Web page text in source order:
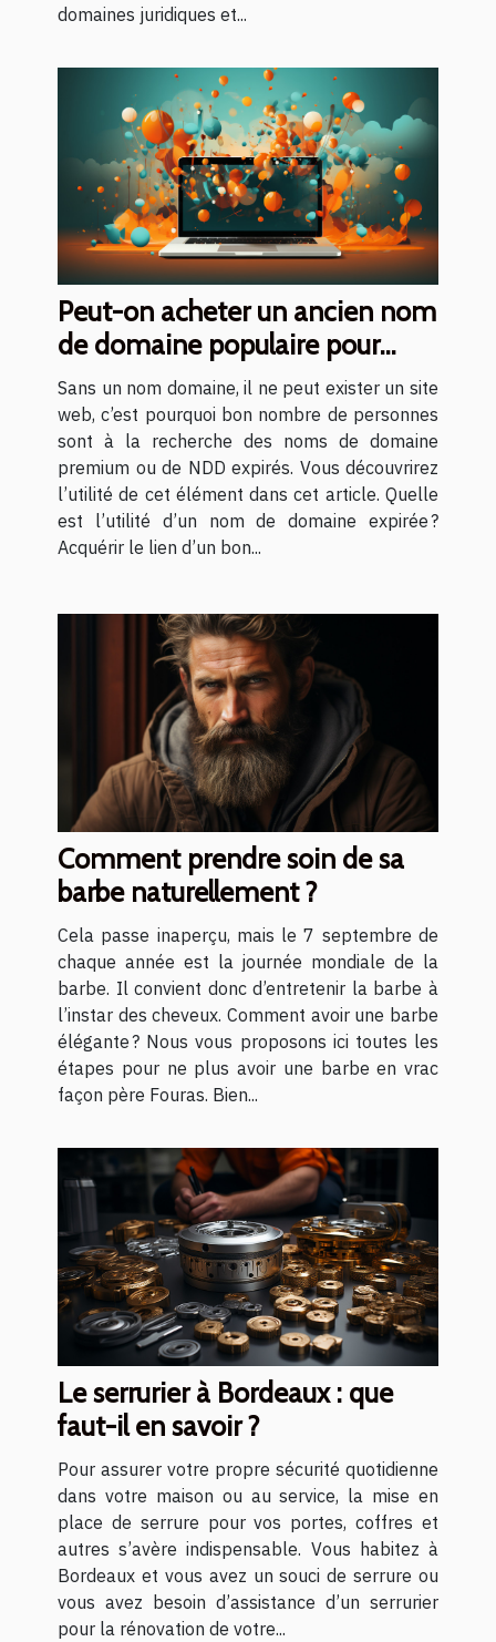
domaines juridiques et...
Peut-on acheter un ancien nom
de domaine populaire pour
mettre en place son site web ?
Sans un nom domaine, il ne peut exister un site
web, c’est pourquoi bon nombre de personnes
sont à la recherche des noms de domaine
premium ou de NDD expirés. Vous découvrirez
l’utilité de cet élément dans cet article. Quelle
est l’utilité d’un nom de domaine expirée ?
Acquérir le lien d’un bon...
Comment prendre soin de sa
barbe naturellement ?
Cela passe inaperçu, mais le 7 septembre de
chaque année est la journée mondiale de la
barbe. Il convient donc d’entretenir la barbe à
l’instar des cheveux. Comment avoir une barbe
élégante ? Nous vous proposons ici toutes les
étapes pour ne plus avoir une barbe en vrac
façon père Fouras. Bien...
Le serrurier à Bordeaux : que
faut-il en savoir ?
Pour assurer votre propre sécurité quotidienne
dans votre maison ou au service, la mise en
place de serrure pour vos portes, coffres et
autres s’avère indispensable. Vous habitez à
Bordeaux et vous avez un souci de serrure ou
vous avez besoin d’assistance d’un serrurier
pour la rénovation de votre...